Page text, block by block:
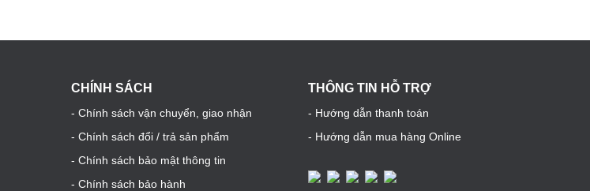
CHÍNH SÁCH
- Chính sách vận chuyển, giao nhận
- Chính sách đổi / trả sản phẩm
- Chính sách bảo mật thông tin
- Chính sách bảo hành
THÔNG TIN HỖ TRỢ
- Hướng dẫn thanh toán
- Hướng dẫn mua hàng Online